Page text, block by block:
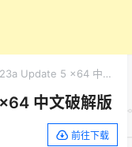
Update 5 x64 中文
中文破解版
前往下载